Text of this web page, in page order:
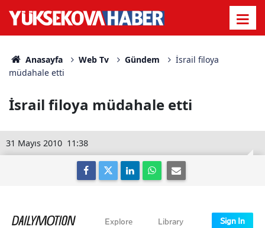
Anasayfa Web Tv Gündem
İsrail filoya
müdahale etti
İsrail filoya müdahale etti
11:38
31 Mayıs 2010